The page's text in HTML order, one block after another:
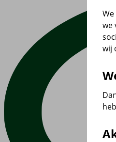
we
wij